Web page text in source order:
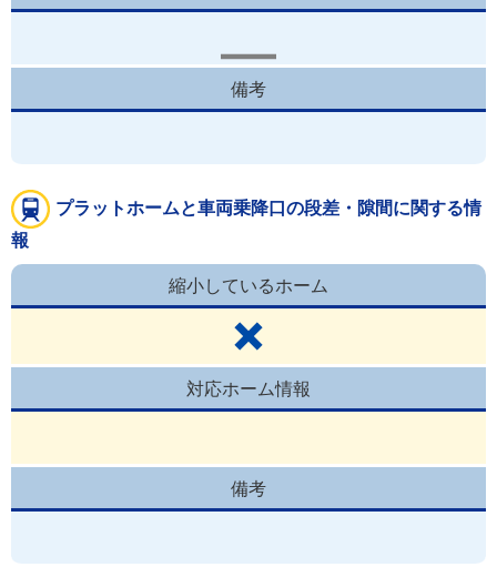
備考
プラットホームと車両乗降口の段差・隙間に関する情
報
縮小しているホーム
対応ホーム情報
備考